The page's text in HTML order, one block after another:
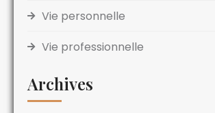
Vie personnelle
Vie professionnelle
Archives